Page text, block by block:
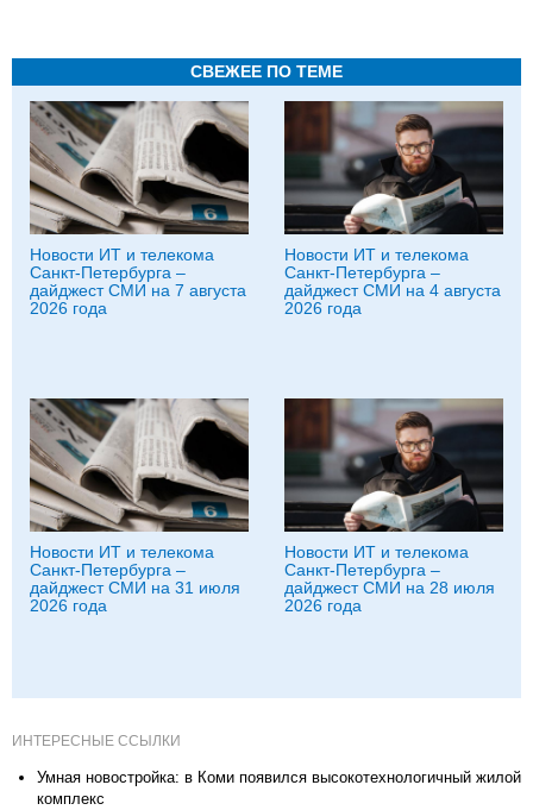
СВЕЖЕЕ ПО ТЕМЕ
Новости ИТ и телекома
Санкт-Петербурга –
дайджест СМИ на 7 августа
2026 года
Новости ИТ и телекома
Санкт-Петербурга –
дайджест СМИ на 4 августа
2026 года
Новости ИТ и телекома
Санкт-Петербурга –
дайджест СМИ на 31 июля
2026 года
Новости ИТ и телекома
Санкт-Петербурга –
дайджест СМИ на 28 июля
2026 года
ИНТЕРЕСНЫЕ ССЫЛКИ
Умная новостройка: в Коми появился высокотехнологичный жилой
комплекс